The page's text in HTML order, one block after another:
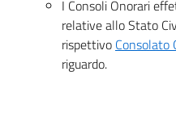
I Consoli Onorari
relative allo Stato
rispettivo Consolato
riguardo.